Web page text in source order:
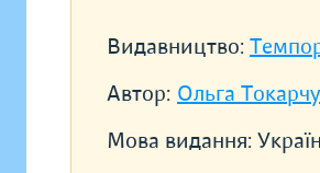
Видавництво:
Автор: Ольга
Мова видання: